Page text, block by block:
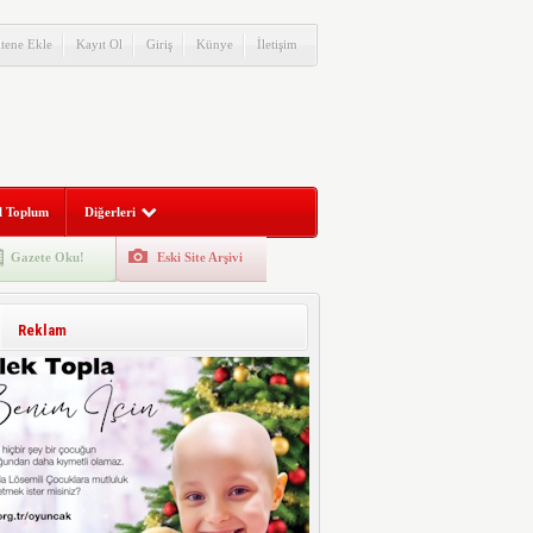
Ekle Kayıt Ol Giriş Künye İletişim
Toplum Diğerleri
Gazete Oku! Eski Site Arşivi
Reklam